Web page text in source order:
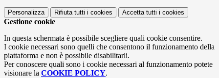
Personalizza Rifiuta tutti i cookies Accetta tutti i cookies
Gestione cookie
In questa schermata è possibile scegliere quali cookie consentire.
I cookie necessari sono quelli che consentono il funzionamento della
piattaforma e non è possibile disabilitarli.
Per conoscere quali sono i cookie necessari al funzionamento potete
visionare la COOKIE POLICY.